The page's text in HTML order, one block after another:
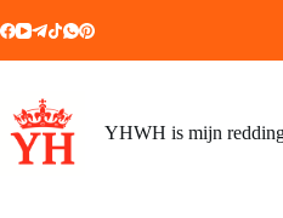
naar
YHWH is mijn